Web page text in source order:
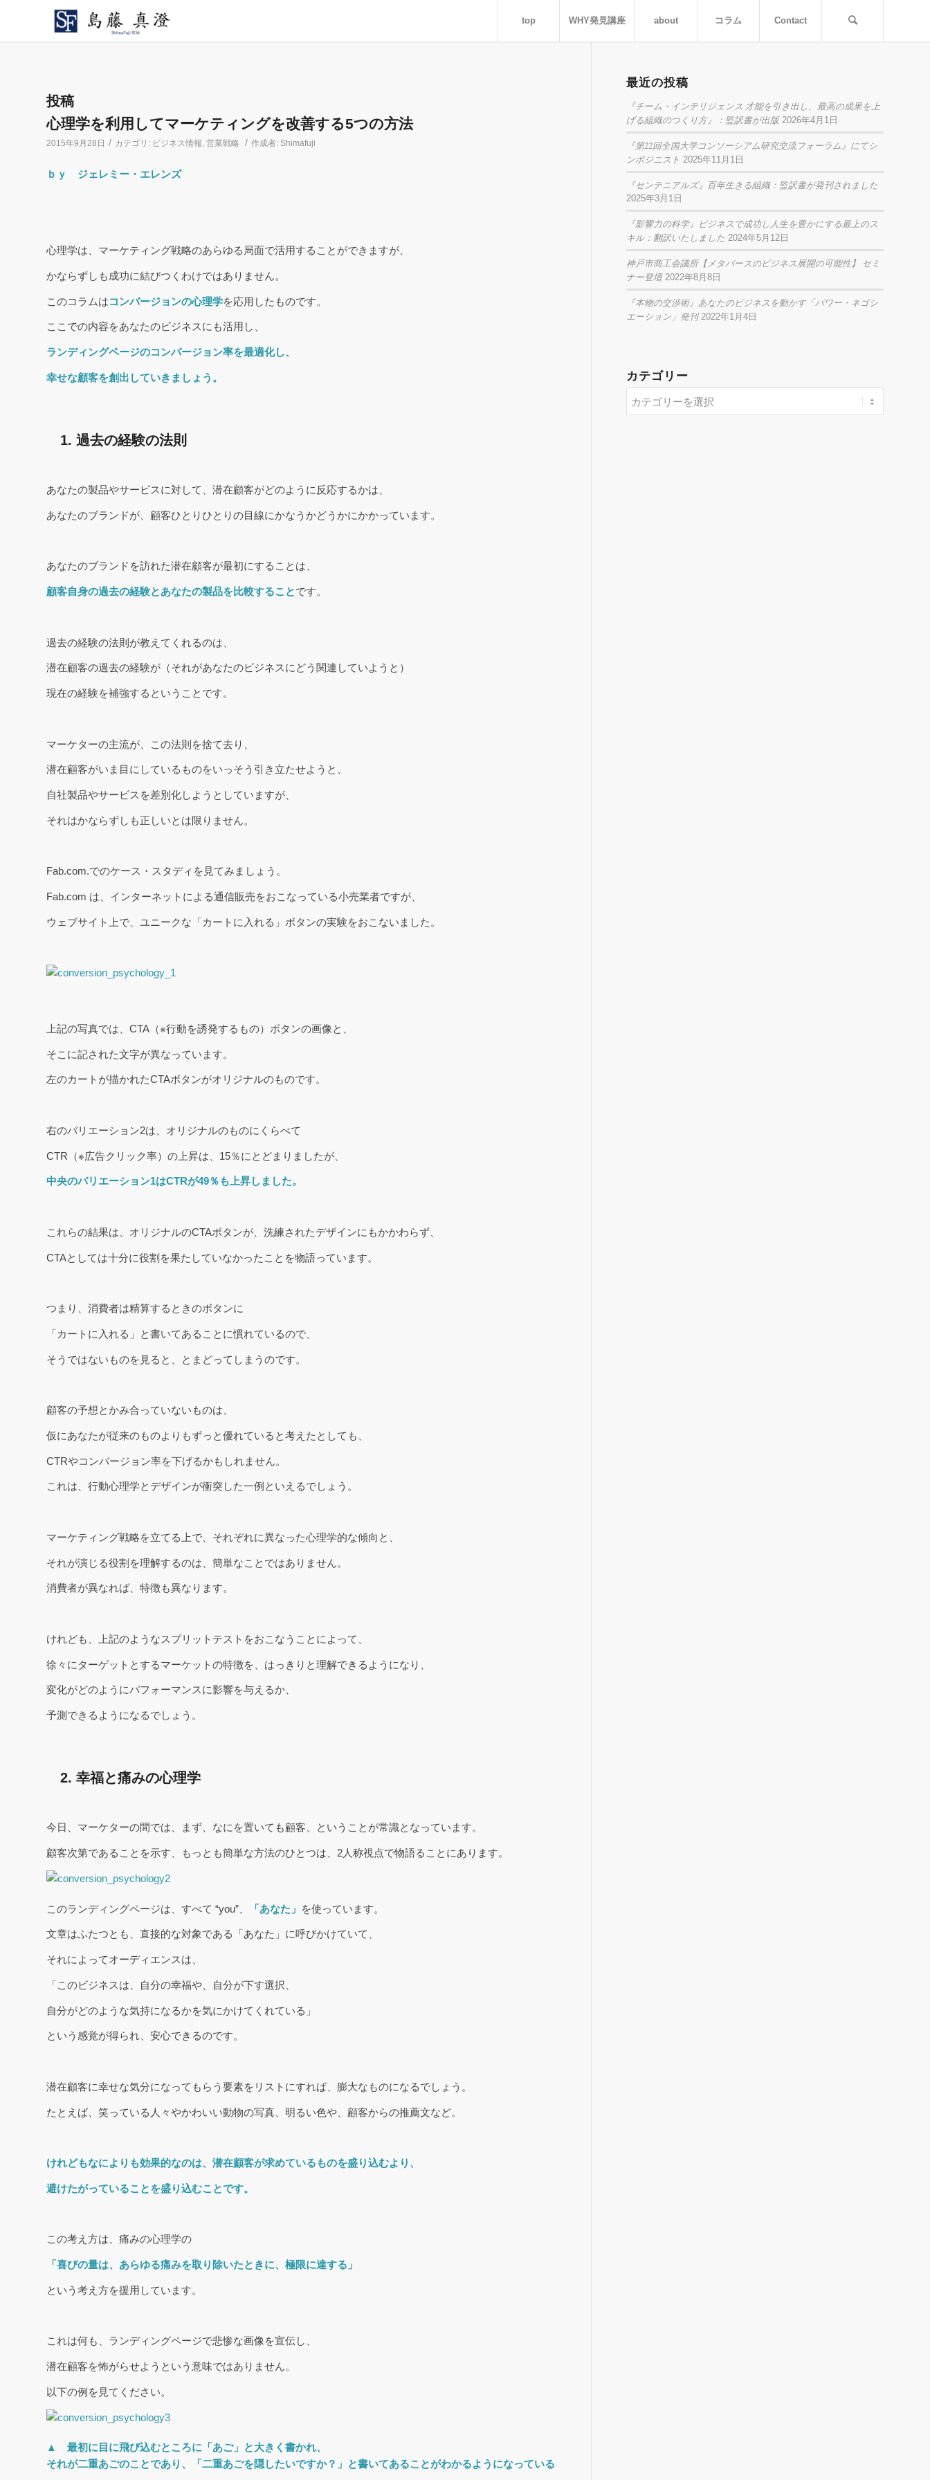
top WHY発見講座 about コラム Contact
投稿
心理学を利用してマーケティングを改善する5つの方法
2015年9月28日 / カテゴリ: ビジネス情報, 営業戦略 / 作成者: Shimafuji
ｂｙ ジェレミー・エレンズ
心理学は、マーケティング戦略のあらゆる局面で活用することができますが、
かならずしも成功に結びつくわけではありません。
このコラムはコンバージョンの心理学を応用したものです。
ここでの内容をあなたのビジネスにも活用し、
ランディングページのコンバージョン率を最適化し、
幸せな顧客を創出していきましょう。
1. 過去の経験の法則
あなたの製品やサービスに対して、潜在顧客がどのように反応するかは、
あなたのブランドが、顧客ひとりひとりの目線にかなうかどうかにかかっています。
あなたのブランドを訪れた潜在顧客が最初にすることは、
顧客自身の過去の経験とあなたの製品を比較することです。
過去の経験の法則が教えてくれるのは、
潜在顧客の過去の経験が（それがあなたのビジネスにどう関連していようと）
現在の経験を補強するということです。
マーケターの主流が、この法則を捨て去り、
潜在顧客がいま目にしているものをいっそう引き立たせようと、
自社製品やサービスを差別化しようとしていますが、
それはかならずしも正しいとは限りません。
Fab.com.でのケース・スタディを見てみましょう。
Fab.com は、インターネットによる通信販売をおこなっている小売業者ですが、
ウェブサイト上で、ユニークな「カートに入れる」ボタンの実験をおこないました。
上記の写真では、CTA（※行動を誘発するもの）ボタンの画像と、
そこに記された文字が異なっています。
左のカートが描かれたCTAボタンがオリジナルのものです。
右のバリエーション2は、オリジナルのものにくらべて
CTR（※広告クリック率）の上昇は、15％にとどまりましたが、
中央のバリエーション1はCTRが49％も上昇しました。
これらの結果は、オリジナルのCTAボタンが、洗練されたデザインにもかかわらず、
CTAとしては十分に役割を果たしていなかったことを物語っています。
つまり、消費者は精算するときのボタンに
「カートに入れる」と書いてあることに慣れているので、
そうではないものを見ると、とまどってしまうのです。
顧客の予想とかみ合っていないものは、
仮にあなたが従来のものよりもずっと優れていると考えたとしても、
CTRやコンバージョン率を下げるかもしれません。
これは、行動心理学とデザインが衝突した一例といえるでしょう。
マーケティング戦略を立てる上で、それぞれに異なった心理学的な傾向と、
それが演じる役割を理解するのは、簡単なことではありません。
消費者が異なれば、特徴も異なります。
けれども、上記のようなスプリットテストをおこなうことによって、
徐々にターゲットとするマーケットの特徴を、はっきりと理解できるようになり、
変化がどのようにパフォーマンスに影響を与えるか、
予測できるようになるでしょう。
2. 幸福と痛みの心理学
今日、マーケターの間では、まず、なにを置いても顧客、ということが常識となっています。
顧客次第であることを示す、もっとも簡単な方法のひとつは、2人称視点で物語ることにあります。
このランディングページは、すべて “you”、 「あなた」 を使っています。
文章はふたつとも、直接的な対象である「あなた」に呼びかけていて、
それによってオーディエンスは、
「このビジネスは、自分の幸福や、自分が下す選択、
自分がどのような気持になるかを気にかけてくれている」
という感覚が得られ、安心できるのです。
潜在顧客に幸せな気分になってもらう要素をリストにすれば、膨大なものになるでしょう。
たとえば、笑っている人々やかわいい動物の写真、明るい色や、顧客からの推薦文など。
けれどもなによりも効果的なのは、潜在顧客が求めているものを盛り込むより、
避けたがっていることを盛り込むことです。
この考え方は、痛みの心理学の
「喜びの量は、あらゆる痛みを取り除いたときに、極限に達する」
という考え方を援用しています。
これは何も、ランディングページで悲惨な画像を宣伝し、
潜在顧客を怖がらせようという意味ではありません。
以下の例を見てください。
▲ 最初に目に飛び込むところに「あご」と大きく書かれ、
それが二重あごのことであり、「二重あごを隠したいですか？」と書いてあることがわかるようになっている
最近の投稿
『チーム・インテリジェンス 才能を引き出し、最高の成果を上
げる組織のつくり方』：監訳書が出版 2026年4月1日
『第22回全国大学コンソーシアム研究交流フォーラム』にてシ
ンポジニスト 2025年11月1日
『センテニアルズ』百年生きる組織：監訳書が発刊されました
2025年3月1日
『影響力の科学』ビジネスで成功し人生を豊かにする最上のス
キル：翻訳いたしました 2024年5月12日
神戸市商工会議所【メタバースのビジネス展開の可能性】 セミ
ナー登壇 2022年8月8日
『本物の交渉術』あなたのビジネスを動かす「パワー・ネゴシ
エーション」発刊 2022年1月4日
カテゴリー